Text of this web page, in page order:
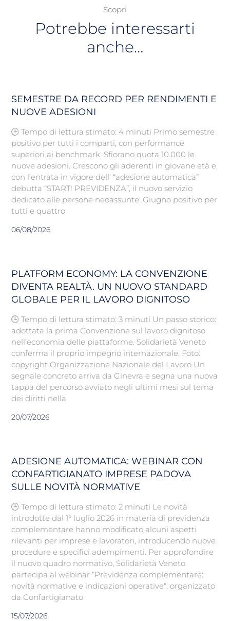
Scopri
Potrebbe interessarti
anche…
SEMESTRE DA RECORD PER RENDIMENTI E
NUOVE ADESIONI
🕒 Tempo di lettura stimato: 4 minuti Primo semestre
positivo per tutti i comparti, con performance
superiori ai benchmark. Sfiorano quota 10.000 le
nuove adesioni. Crescono gli aderenti in giovane età e,
con l’entrata in vigore dell’ “adesione automatica”
debutta “START! PREVIDENZA”, il nuovo servizio
dedicato alle persone neoassunte. Giugno positivo per
tutti e quattro
06/08/2026
PLATFORM ECONOMY: LA CONVENZIONE
DIVENTA REALTÀ. UN NUOVO STANDARD
GLOBALE PER IL LAVORO DIGNITOSO
🕒 Tempo di lettura stimato: 3 minuti Un passo storico:
adottata la prima Convenzione sul lavoro dignitoso
nell’economia delle piattaforme. Solidarietà Veneto
conferma il proprio impegno internazionale. Foto:
copyright Organizzazione Nazionale del Lavoro Un
segnale concreto arriva da Ginevra e segna una nuova
tappa del percorso avviato negli ultimi mesi sul tema
dei diritti nella
20/07/2026
ADESIONE AUTOMATICA: WEBINAR CON
CONFARTIGIANATO IMPRESE PADOVA
SULLE NOVITÀ NORMATIVE
🕒 Tempo di lettura stimato: 2 minuti Le novità
introdotte dal 1° luglio 2026 in materia di previdenza
complementare hanno modificato alcuni aspetti
rilevanti per imprese e lavoratori, introducendo nuove
procedure e specifici adempimenti. Per approfondire
il nuovo quadro normativo, Solidarietà Veneto
partecipa al webinar “Previdenza complementare:
novità normative e indicazioni operative“, organizzato
da Confartigianato
15/07/2026